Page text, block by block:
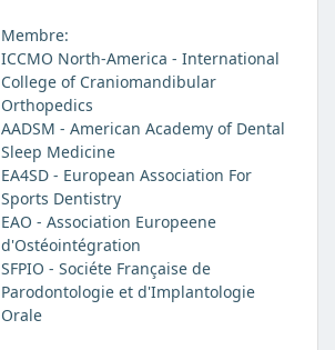
Membre:
ICCMO North-America - International
College of Craniomandibular
Orthopedics
AADSM - American Academy of Dental
Sleep Medicine
EA4SD - European Association For
Sports Dentistry
EAO - Association Europeene
d'Ostéointégration
SFPIO - Sociéte Française de
Parodontologie et d'Implantologie
Orale